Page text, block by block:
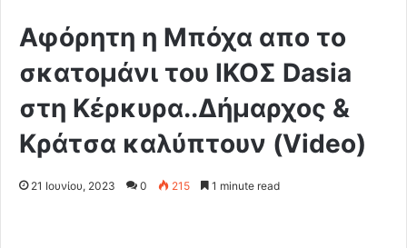
Αφόρητη η Μπόχα απο το
σκατομάνι του ΙΚΟΣ Dasia
στη Κέρκυρα..Δήμαρχος &
Κράτσα καλύπτουν (Video)
21 Ιουνίου, 2023 0 215 1 minute read